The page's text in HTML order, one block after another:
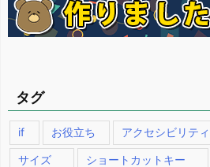
タグ
if お役立ち アクセシビリティ
サイズ ショートカットキー